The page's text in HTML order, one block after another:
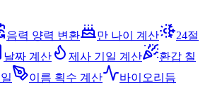
음력 양력 변환 만 나이 계산
24절
날짜 계산 제사 기일 계산
환갑 칠
이름 획수 계산
바이오리듬